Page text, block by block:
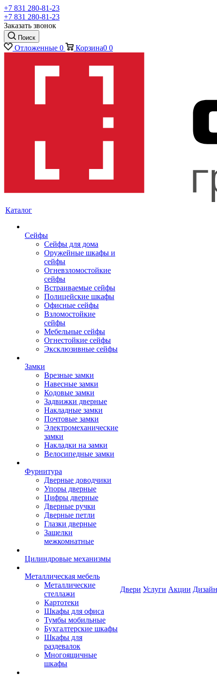
+7 831 280-81-23
+7 831 280-81-23
Заказать звонок
Поиск
Отложенные 0 Корзина0 0
Каталог
Сейфы
Сейфы для дома
Оружейные шкафы и
сейфы
Огневзломостойкие
сейфы
Встраиваемые сейфы
Полицейские шкафы
Офисные сейфы
Взломостойкие
сейфы
Мебельные сейфы
Огнестойкие сейфы
Эксклюзивные сейфы
Замки
Врезные замки
Навесные замки
Кодовые замки
Задвижки дверные
Накладные замки
Почтовые замки
Электромеханические
замки
Накладки на замки
Велосипедные замки
Фурнитура
Дверные доводчики
Упоры дверные
Цифры дверные
Дверные ручки
Дверные петли
Глазки дверные
Защелки
межкомнатные
Цилиндровые механизмы
Металлическая мебель
Металлические
стеллажи
Картотеки
Шкафы для офиса
Тумбы мобильные
Бухгалтерские шкафы
Шкафы для
раздевалок
Многоящичные
шкафы
Двери Услуги Акции